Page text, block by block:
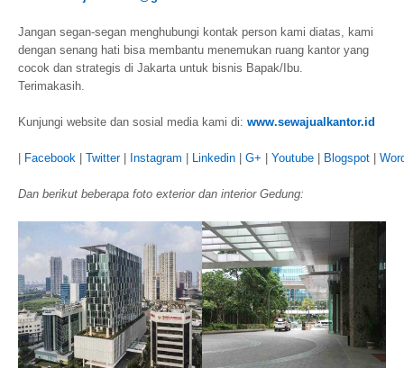
Jangan segan-segan menghubungi kontak person kami diatas, kami
dengan senang hati bisa membantu menemukan ruang kantor yang
cocok dan strategis di Jakarta untuk bisnis Bapak/Ibu.
Terimakasih.
Kunjungi website dan sosial media kami di: www.sewajualkantor.id
Facebook Twitter| Instagram Linkedin G+ Youtube Blogspot
Dan berikut beberapa foto exterior dan interior Gedung: